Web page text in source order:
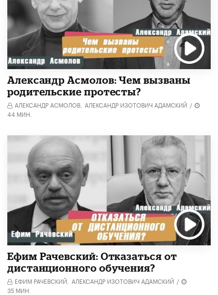
Александр Асмолов: Чем вызваны
родительские протесты?
АЛЕКСАНДР АСМОЛОВ, АЛЕКСАНДР ИЗОТОВИЧ АДАМСКИЙ /
44 МИН.
Ефим Рачевский: Отказаться от
дистанционного обучения?
ЕФИМ РАЧЕВСКИЙ, АЛЕКСАНДР ИЗОТОВИЧ АДАМСКИЙ /
35 МИН.